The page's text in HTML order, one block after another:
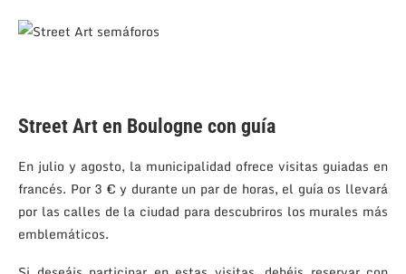
Street Art en Boulogne con guía
En julio y agosto, la municipalidad ofrece visitas guiadas en
francés. Por 3 € y durante un par de horas, el guía os llevará
por las calles de la ciudad para descubriros los murales más
emblemáticos.